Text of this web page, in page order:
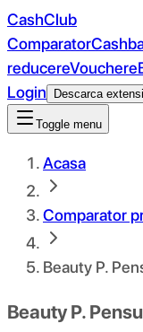
CashClub
Comparator
reducereVouchere
Login
Descarca
Toggle menu
Acasa
Comparator
Beauty P.
Beauty P.